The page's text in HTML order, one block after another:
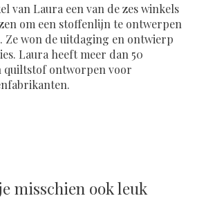
van Laura een van de zes winkels
om een ​​stoffenlijn te ontwerpen
Ze won de uitdaging en ontwierp
Laura heeft meer dan 50
quiltstof ontworpen voor
misschien ook leuk